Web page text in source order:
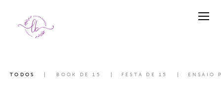
TODOS BOOK DE 15 FESTA DE 15 ENSAIO